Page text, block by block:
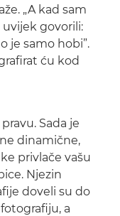
„A kad sam
govorili:
je samo hobi”.
ću kod
Sada je
dinamične,
privlače vašu
Njezin
doveli su do
a